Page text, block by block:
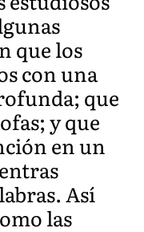
que los
con una
que
y que
en un
Así
las